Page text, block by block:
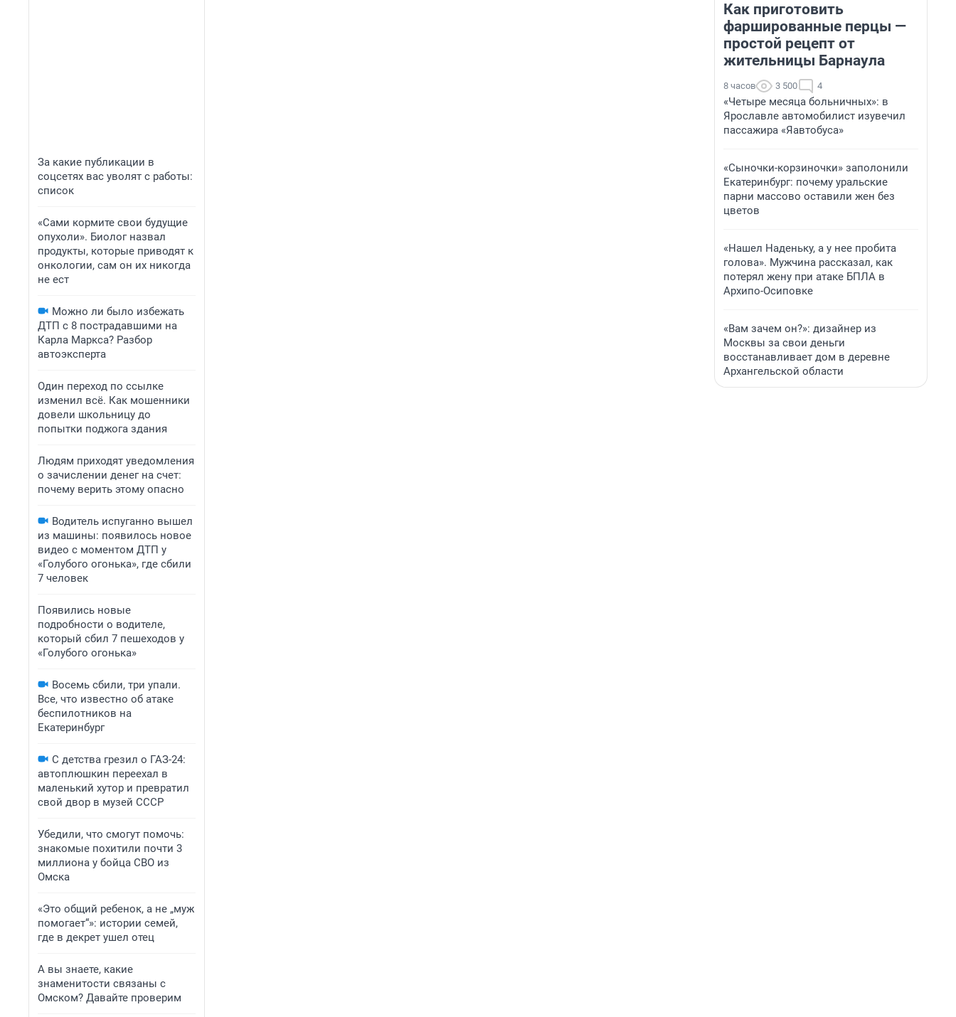
За какие публикации в
соцсетях вас уволят с работы:
список
«Сами кормите свои будущие
опухоли». Биолог назвал
продукты, которые приводят к
онкологии, сам он их никогда
не ест
Можно ли было избежать
ДТП с 8 пострадавшими на
Карла Маркса? Разбор
автоэксперта
Один переход по ссылке
изменил всё. Как мошенники
довели школьницу до
попытки поджога здания
Людям приходят уведомления
о зачислении денег на счет:
почему верить этому опасно
Водитель испуганно вышел
из машины: появилось новое
видео с моментом ДТП у
«Голубого огонька», где сбили
7 человек
Появились новые
подробности о водителе,
который сбил 7 пешеходов у
«Голубого огонька»
Восемь сбили, три упали.
Все, что известно об атаке
беспилотников на
Екатеринбург
С детства грезил о ГАЗ-24:
автоплюшкин переехал в
маленький хутор и превратил
свой двор в музей СССР
Убедили, что смогут помочь:
знакомые похитили почти 3
миллиона у бойца СВО из
Омска
«Это общий ребенок, а не „муж
помогает“»: истории семей,
где в декрет ушел отец
А вы знаете, какие
знаменитости связаны с
Омском? Давайте проверим
Как приготовить
фаршированные перцы —
простой рецепт от
жительницы Барнаула
8 часов 3 500 4
«Четыре месяца больничных»: в
Ярославле автомобилист изувечил
пассажира «Яавтобуса»
«Сыночки-корзиночки» заполонили
Екатеринбург: почему уральские
парни массово оставили жен без
цветов
«Нашел Наденьку, а у нее пробита
голова». Мужчина рассказал, как
потерял жену при атаке БПЛА в
Архипо-Осиповке
«Вам зачем он?»: дизайнер из
Москвы за свои деньги
восстанавливает дом в деревне
Архангельской области